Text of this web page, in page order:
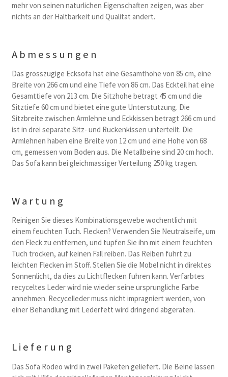
mehr von seinen naturlichen Eigenschaften zeigen, was aber
nichts an der Haltbarkeit und Qualitat andert.
Abmessungen
Das grosszugige Ecksofa hat eine Gesamthohe von 85 cm, eine
Breite von 266 cm und eine Tiefe von 86 cm. Das Eckteil hat eine
Gesamttiefe von 213 cm. Die Sitzhohe betragt 45 cm und die
Sitztiefe 60 cm und bietet eine gute Unterstutzung. Die
Sitzbreite zwischen Armlehne und Eckkissen betragt 266 cm und
ist in drei separate Sitz- und Ruckenkissen unterteilt. Die
Armlehnen haben eine Breite von 12 cm und eine Hohe von 68
cm, gemessen vom Boden aus. Die Metallbeine sind 20 cm hoch.
Das Sofa kann bei gleichmassiger Verteilung 250 kg tragen.
Wartung
Reinigen Sie dieses Kombinationsgewebe wochentlich mit
einem feuchten Tuch. Flecken? Verwenden Sie Neutralseife, um
den Fleck zu entfernen, und tupfen Sie ihn mit einem feuchten
Tuch trocken, auf keinen Fall reiben. Das Reiben fuhrt zu
leichten Flecken im Stoff. Stellen Sie die Mobel nicht in direktes
Sonnenlicht, da dies zu Lichtflecken fuhren kann. Verfarbtes
recyceltes Leder wird nie wieder seine ursprungliche Farbe
annehmen. Recycelleder muss nicht impragniert werden, von
einer Behandlung mit Lederfett wird dringend abgeraten.
Lieferung
Das Sofa Rodeo wird in zwei Paketen geliefert. Die Beine lassen